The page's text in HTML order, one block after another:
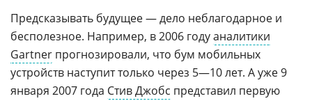
Предсказывать будущее — дело неблагодарное и
бесполезное. Например, в 2006 годуаналитики
Gartner прогнозировали, что бум мобильных
устройств наступит только через 5—10 лет. А уже 9
января 2007 года Стив Джобс представил первую